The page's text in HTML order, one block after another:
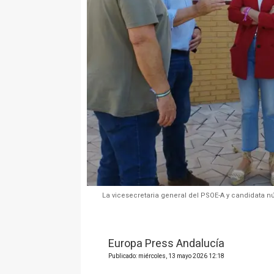
La vicesecretaria general del PSOE-A y candidata
Europa Press Andalucía
Publicado: miércoles, 13 mayo 2026 12:18